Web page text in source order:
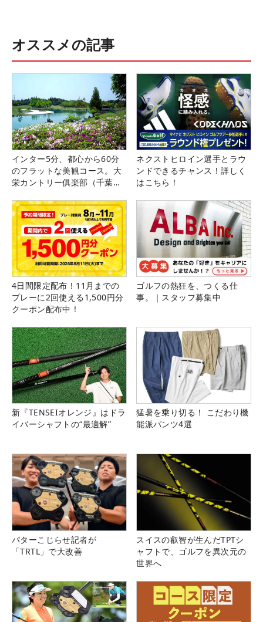
オススメの記事
インター5分、都心から60分
のフラットな美観コース。大
栄カントリー俱楽部（千葉
ネクストヒロイン選手とラウ
ンドできるチャンス！詳しく
はこちら！
4日間限定配布！11月までの
プレーに2回使える1,500円分
クーポン配布中！
ゴルフの熱狂を、つくる仕
事。｜スタッフ募集中
新『TENSEIオレンジ』はドラ
イバーシャフトの“最適解”
猛暑を乗り切る！ こだわり機
能派パンツ4選
パターこじらせ記者が
「TRTL」で大改善
スイスの叡智が生んだTPTシ
ャフトで、ゴルフを異次元の
世界へ